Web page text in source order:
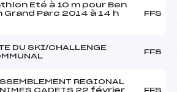
Eté à 10 m pour Ben
Grand Parc 2014 à 14 h
FFS
DU SKI/CHALLENGE
FFS
REGIONAL
CADETS 22 février
FFS